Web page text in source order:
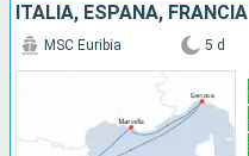
ITALIA, ESPAÑA, FRANCIA
MSC Euribia 5 d